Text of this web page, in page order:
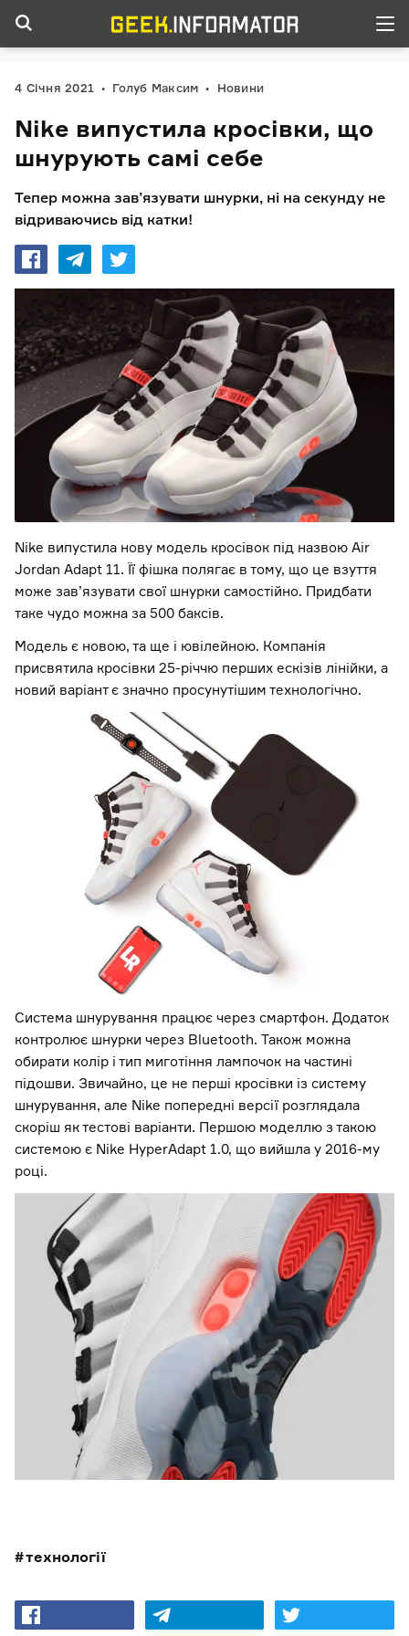
4 Січня 2021 Голуб Максим Новини
Nike випустила кросівки, що
шнурують самі себе
Тепер можна зав’язувати шнурки, ні на секунду не
відриваючись від катки!
Nike випустила нову модель кросівок під назвою Air
Jordan Adapt 11. Її фішка полягає в тому, що це взуття
може зав’язувати свої шнурки самостійно. Придбати
таке чудо можна за 500 баксів.
Модель є новою, та ще і ювілейною. Компанія
присвятила кросівки 25-річчю перших ескізів лінійки, а
новий варіант є значно просунутішим технологічно.
Система шнурування працює через смартфон. Додаток
контролює шнурки через Bluetooth. Також можна
обирати колір і тип миготіння лампочок на частині
підошви. Звичайно, це не перші кросівки із систему
шнурування, але Nike попередні версії розглядала
скоріш як тестові варіанти. Першою моделлю з такою
системою є Nike HyperAdapt 1.0, що вийшла у 2016-му
році.
технології